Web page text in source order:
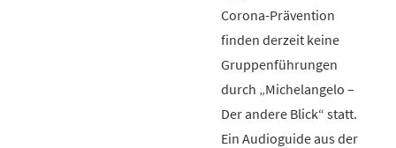
Corona-Prävention
finden derzeit keine
Gruppenführungen
durch „Michelangelo –
Der andere Blick“ statt.
Ein Audioguide aus der